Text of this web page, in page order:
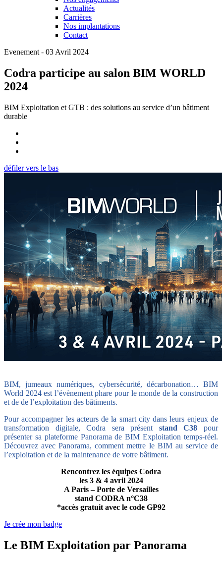
Actualités
Carrières
Nos implantations
Contact
Evenement - 03 Avril 2024
Codra participe au salon BIM WORLD
2024
BIM Exploitation et GTB : des solutions au service d’un bâtiment
durable
défiler vers le bas
BIM, jumeaux numériques, cybersécurité, décarbonation… BIM
World 2024 est l’évènement phare pour le monde de la construction
et de de l’exploitation des bâtiments.
Pour accompagner les acteurs de la smart city dans leurs enjeux de
transformation digitale, Codra sera présent stand C38 pour
présenter sa plateforme Panorama de BIM Exploitation temps-réel.
Découvrez avec Panorama, comment mettre le BIM au service de
l’exploitation et de la maintenance de votre bâtiment.
Rencontrez les équipes Codra
les 3 & 4 avril 2024
A Paris – Porte de Versailles
stand CODRA n°C38
*accès gratuit avec le code GP92
Je crée mon badge
Le BIM Exploitation par Panorama